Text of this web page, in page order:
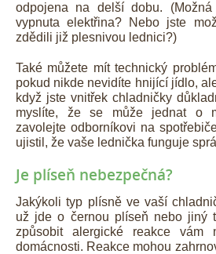
odpojena na delší dobu.
vypnuta elektřina? Nebo jste
zdědili již plesnivou lednici?)
Také můžete mít technický
pokud nikde nevidíte hnijící jídlo,
když jste vnitřek chladničky
myslíte, že se může jednat o
zavolejte odborníkovi na
ujistil, že vaše lednička funguje
Je plíseň nebezpečná?
Jakýkoli typ plísně ve vaší
už jde o černou plíseň nebo jiný
způsobit alergické reakce
domácnosti. Reakce mohou